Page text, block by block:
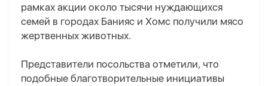
рамках акции около тысячи нуждающихся
семей в городах Банияс и Хомс получили мясо
жертвенных животных.
Представители посольства отметили, что
подобные благотворительные инициативы